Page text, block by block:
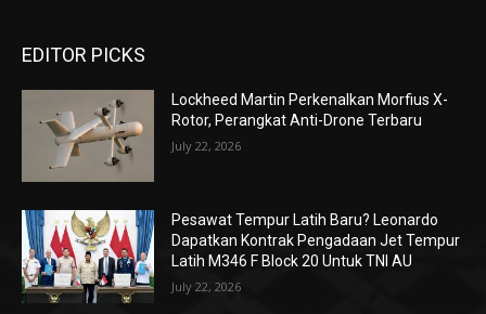
EDITOR PICKS
Lockheed Martin Perkenalkan Morfius X-
Rotor, Perangkat Anti-Drone Terbaru
July 22, 2026
Pesawat Tempur Latih Baru? Leonardo
Dapatkan Kontrak Pengadaan Jet Tempur
Latih M346 F Block 20 Untuk TNI AU
July 22, 2026